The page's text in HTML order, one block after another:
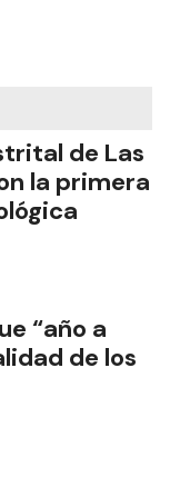
de Las
la primera
“año a
de los